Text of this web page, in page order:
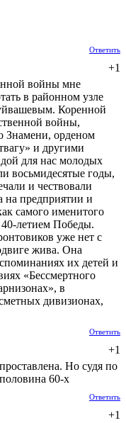
Ответить
+1
войны мне
в районном узле
Коренной
войны,
Знамени, орденом
и другими
для нас молодых
восьмидесятые годы,
и чествовали
на предприятии и
самого именитого
летием Победы.
уже нет с
жива. Она
их детей и
«Бессмертного
в
дивизионах,
Ответить
+1
Но судя по
60-х
Ответить
+1